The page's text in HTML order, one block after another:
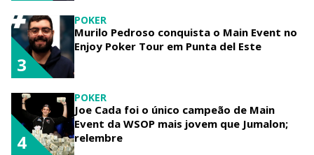
POKER
Murilo Pedroso conquista o Main Event no
Enjoy Poker Tour em Punta del Este
3
POKER
Joe Cada foi o único campeão de Main
Event da WSOP mais jovem que Jumalon;
relembre
4